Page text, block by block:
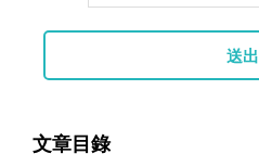
送出
文章目錄